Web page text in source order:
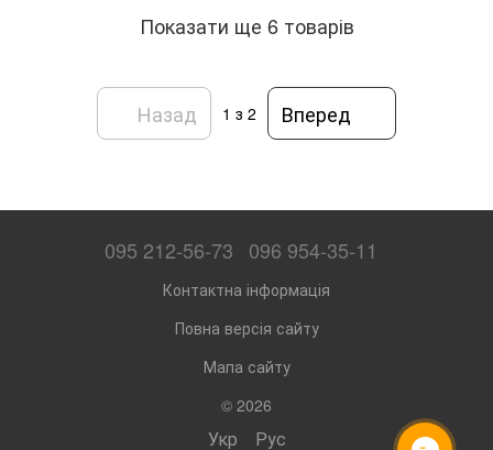
Показати ще 6 товарів
Назад 1 з 2 Вперед
095 212-56-73 096 954-35-11
Контактна інформація
Повна версія сайту
Мапа сайту
© 2026
Укр Рус